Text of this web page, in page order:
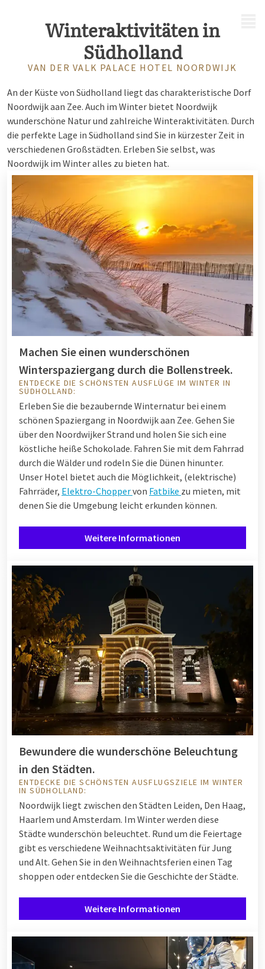
Winteraktivitäten in
Südholland
VAN DER VALK PALACE HOTEL NOORDWIJK
An der Küste von Südholland liegt das charakteristische Dorf
Noordwijk aan Zee. Auch im Winter bietet Noordwijk
wunderschöne Natur und zahlreiche Winteraktivitäten. Durch
die perfekte Lage in Südholland sind Sie in kürzester Zeit in
verschiedenen Großstädten. Erleben Sie selbst, was
Noordwijk im Winter alles zu bieten hat.
Machen Sie einen wunderschönen
Winterspaziergang durch die Bollenstreek.
ENTDECKE DIE SCHÖNSTEN AUSFLÜGE IM WINTER IN
SÜDHOLLAND:
Erleben Sie die bezaubernde Winternatur bei einem
schönen Spaziergang in Noordwijk aan Zee. Gehen Sie
über den Noordwijker Strand und holen Sie sich eine
köstliche heiße Schokolade. Fahren Sie mit dem Fahrrad
durch die Wälder und rodeln Sie die Dünen hinunter.
Unser Hotel bietet auch die Möglichkeit, (elektrische)
Fahrräder, Elektro-Choppervon Fatbike zu mieten, mit
denen Sie die Umgebung leicht erkunden können.
Weitere Informationen
Bewundere die wunderschöne Beleuchtung
in den Städten.
ENTDECKE DIE SCHÖNSTEN AUSFLUGSZIELE IM WINTER
IN SÜDHOLLAND:
Noordwijk liegt zwischen den Städten Leiden, Den Haag,
Haarlem und Amsterdam. Im Winter werden diese
Städte wunderschön beleuchtet. Rund um die Feiertage
gibt es verschiedene Weihnachtsaktivitäten für Jung
und Alt. Gehen Sie in den Weihnachtsferien einen Tag
shoppen oder entdecken Sie die Geschichte der Städte.
Weitere Informationen